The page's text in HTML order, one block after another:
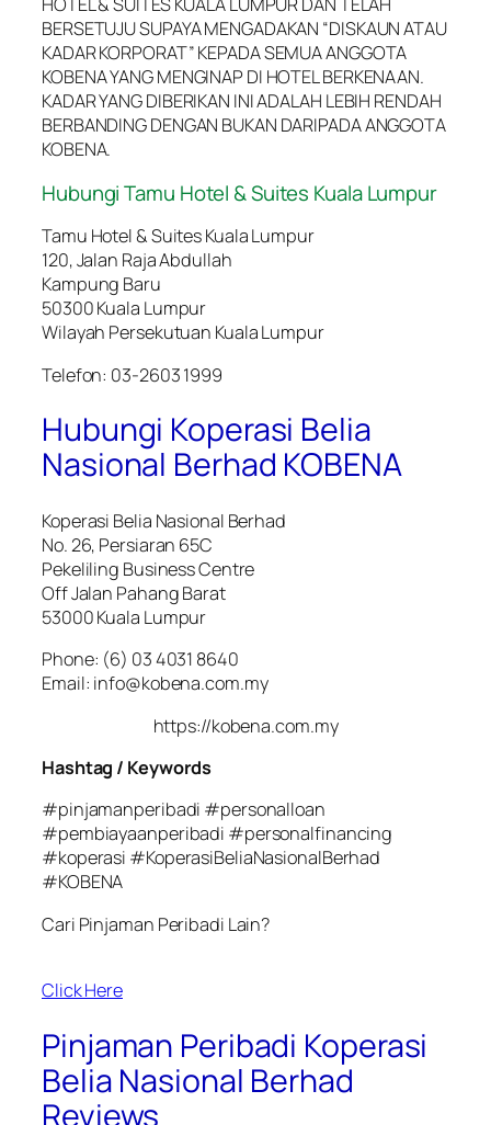
BERSETUJU SUPAYA MENGADAKAN “DISKAUN ATAU
KADAR KORPORAT” KEPADA SEMUA ANGGOTA
KOBENA YANG MENGINAP DI HOTEL BERKENAAN.
KADAR YANG DIBERIKAN INI ADALAH LEBIH RENDAH
BERBANDING DENGAN BUKAN DARIPADA ANGGOTA
KOBENA.
Hubungi Tamu Hotel & Suites Kuala Lumpur
Tamu Hotel & Suites Kuala Lumpur
120, Jalan Raja Abdullah
Kampung Baru
50300 Kuala Lumpur
Wilayah Persekutuan Kuala Lumpur
Telefon: 03-2603 1999
Hubungi Koperasi Belia
Nasional Berhad KOBENA
Koperasi Belia Nasional Berhad
No. 26, Persiaran 65C
Pekeliling Business Centre
Off Jalan Pahang Barat
53000 Kuala Lumpur
Phone: (6) 03 4031 8640
Email: info@kobena.com.my
https://kobena.com.my
Hashtag / Keywords
#pinjamanperibadi #personalloan
#pembiayaanperibadi #personalfinancing
#koperasi #KoperasiBeliaNasionalBerhad
#KOBENA
Cari Pinjaman Peribadi Lain?
Click Here
Pinjaman Peribadi Koperasi
Belia Nasional Berhad
Reviews